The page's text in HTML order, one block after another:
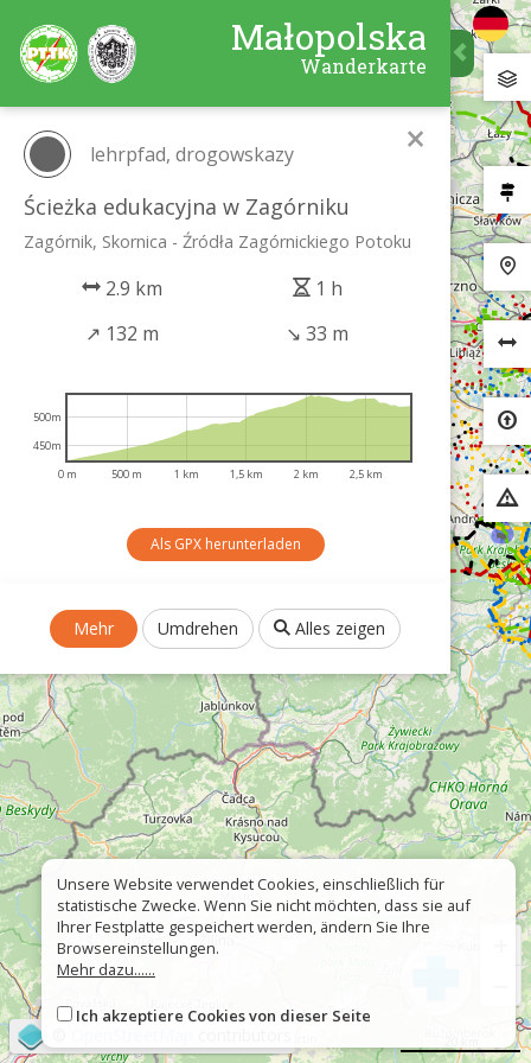
Małopolska
Wanderkarte
×
lehrpfad, drogowskazy
Ścieżka edukacyjna w Zagórniku
Zagórnik, Skornica - Źródła Zagórnickiego Potoku
2.9 km
1 h
↗ 132 m ↘ 33 m
0 m 500 m 1 km 1,5 km 2 km 2,5 km
450m
500m
Als GPX herunterladen
Mehr Umdrehen Alles zeigen
Unsere Website verwendet Cookies, einschließlich für
statistische Zwecke. Wenn Sie nicht möchten, dass sie auf
Ihrer Festplatte gespeichert werden, ändern Sie Ihre
Browsereinstellungen.
Mehr dazu......
Ich akzeptiere Cookies von dieser Seite